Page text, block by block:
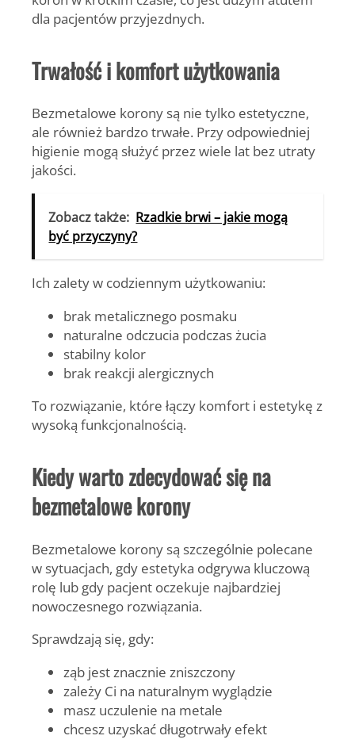
dla pacjentów przyjezdnych.
Trwałość i komfort użytkowania
Bezmetalowe korony są nie tylko estetyczne,
ale również bardzo trwałe. Przy odpowiedniej
higienie mogą służyć przez wiele lat bez utraty
jakości.
Zobacz także: Rzadkie brwi – jakie mogą
być przyczyny?
Ich zalety w codziennym użytkowaniu:
brak metalicznego posmaku
naturalne odczucia podczas żucia
stabilny kolor
brak reakcji alergicznych
To rozwiązanie, które łączy komfort i estetykę z
wysoką funkcjonalnością.
Kiedy warto zdecydować się na
bezmetalowe korony
Bezmetalowe korony są szczególnie polecane
w sytuacjach, gdy estetyka odgrywa kluczową
rolę lub gdy pacjent oczekuje najbardziej
nowoczesnego rozwiązania.
Sprawdzają się, gdy:
ząb jest znacznie zniszczony
zależy Ci na naturalnym wyglądzie
masz uczulenie na metale
chcesz uzyskać długotrwały efekt